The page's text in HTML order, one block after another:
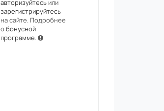
авторизуйтесьили
зарегистрируйтесь
на сайте. Подробнее
обонусной
программе.